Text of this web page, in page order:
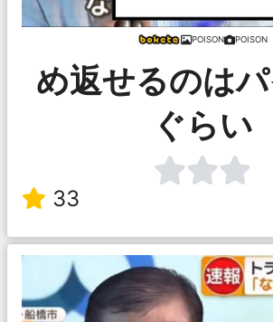
POISON POISON
め返せるのは
ぐらい
33